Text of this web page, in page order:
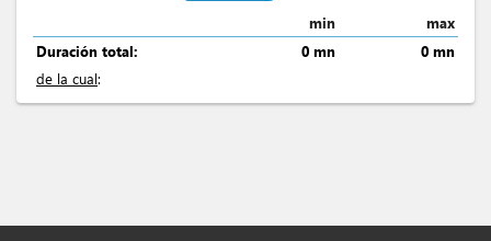
min
max
Duración total:
0 mn
0 mn
de la cual: